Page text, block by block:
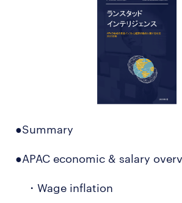
●Summary
●APAC economic & salary
・Wage inflation